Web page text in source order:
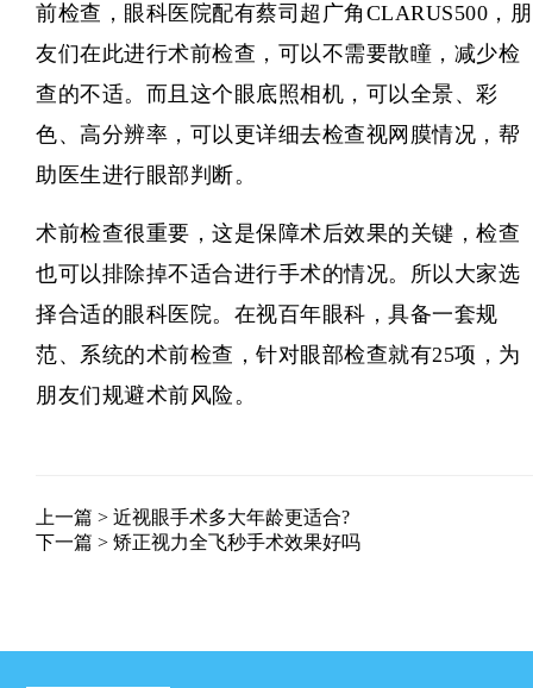
前检查，眼科医院配有蔡司超广角CLARUS500，朋
友们在此进行术前检查，可以不需要散瞳，减少检
查的不适。而且这个眼底照相机，可以全景、彩
色、高分辨率，可以更详细去检查视网膜情况，帮
助医生进行眼部判断。
术前检查很重要，这是保障术后效果的关键，检查
也可以排除掉不适合进行手术的情况。所以大家选
择合适的眼科医院。在视百年眼科 ，具备一套规
范、系统的术前检查，针对眼部检查就有25项，为
朋友们规避术前风险。
上一篇 > 近视眼手术多大年龄更适合?
下一篇 > 矫正视力全飞秒手术效果好吗